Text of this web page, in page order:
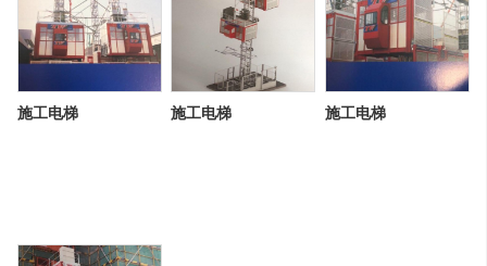
施工电梯 施工电梯 施工电梯